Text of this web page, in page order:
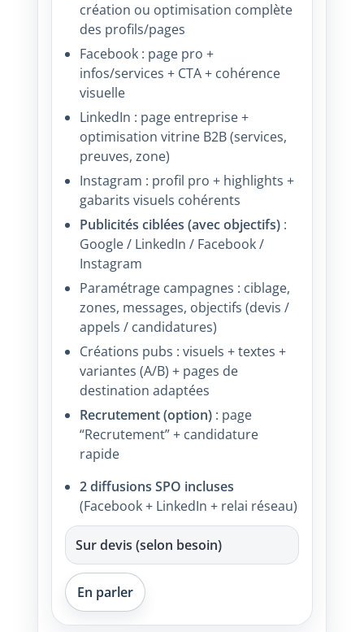
création ou optimisation complète
des profils/pages
Facebook : page pro +
infos/services + CTA + cohérence
visuelle
LinkedIn : page entreprise +
optimisation vitrine B2B (services,
preuves, zone)
Instagram : profil pro + highlights +
gabarits visuels cohérents
Publicités ciblées (avec objectifs):
Google / LinkedIn / Facebook /
Instagram
Paramétrage campagnes : ciblage,
zones, messages, objectifs (devis /
appels / candidatures)
Créations pubs : visuels + textes +
variantes (A/B) + pages de
destination adaptées
Recrutement (option): page
“Recrutement” + candidature
rapide
2 diffusions SPO incluses
(Facebook + LinkedIn + relai réseau)
Sur devis (selon besoin)
En parler